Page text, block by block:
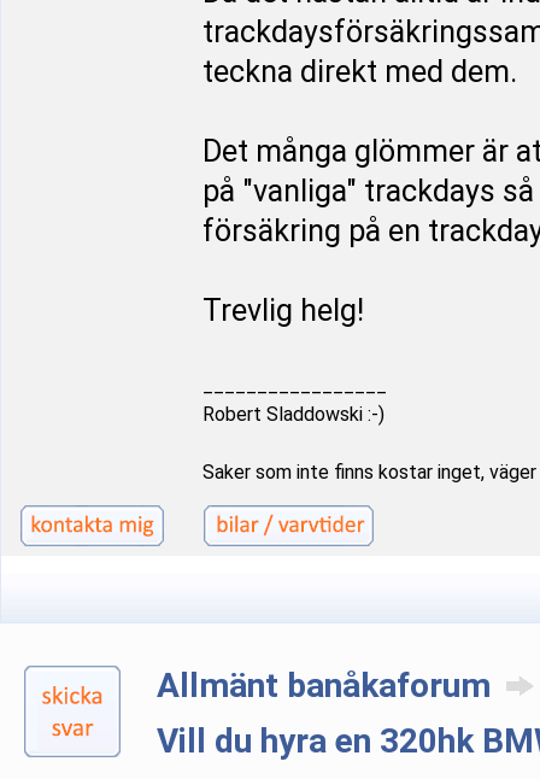
teckna direkt med dem.
Det många glömmer är
på "vanliga" trackdays
försäkring på en
Trevlig helg!
Robert Sladdowski :-)
Saker som inte finns kostar inget,
Allmänt banåkaforum
Vill du hyra en 320hk